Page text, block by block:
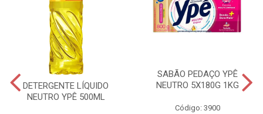
DETERGENTE LÍQUIDO
NEUTRO YPÊ 500ML
SABÃO PEDAÇO YPÊ
NEUTRO 5X180G 1KG
Código: 3900